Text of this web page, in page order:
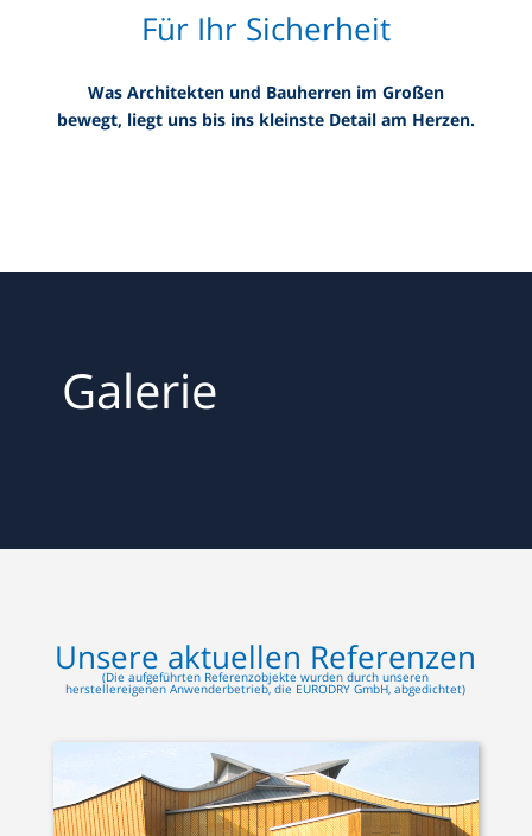
Für Ihr Sicherheit
Was Architekten und Bauherren im Großen
bewegt, liegt uns bis ins kleinste Detail am Herzen.
Galerie
Unsere aktuellen Referenzen
(Die aufgeführten Referenzobjekte wurden durch unseren
herstellereigenen Anwenderbetrieb, die EURODRY GmbH, abgedichtet)